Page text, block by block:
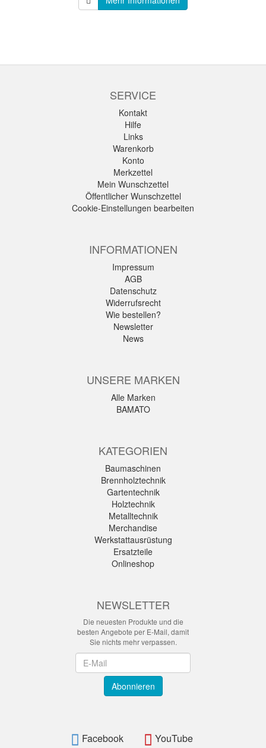
SERVICE
Kontakt
Hilfe
Links
Warenkorb
Konto
Merkzettel
Mein Wunschzettel
Öffentlicher Wunschzettel
Cookie-Einstellungen bearbeiten
INFORMATIONEN
Impressum
AGB
Datenschutz
Widerrufsrecht
Wie bestellen?
Newsletter
News
UNSERE MARKEN
Alle Marken
BAMATO
KATEGORIEN
Baumaschinen
Brennholztechnik
Gartentechnik
Holztechnik
Metalltechnik
Merchandise
Werkstattausrüstung
Ersatzteile
Onlineshop
NEWSLETTER
Die neuesten Produkte und die
besten Angebote per E-Mail, damit
Sie nichts mehr verpassen.
Abonnieren
Facebook YouTube